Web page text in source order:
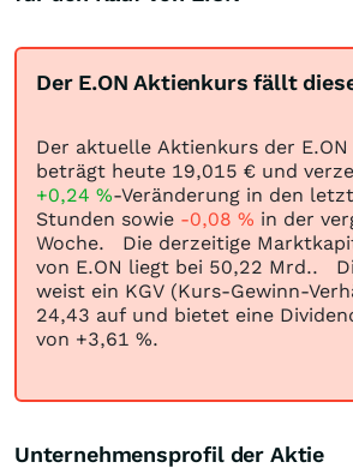
Der E.ON Aktienkurs fällt
Der aktuelle Aktienkurs der
beträgt heute 19,015 € und
+0,24 %-Veränderung in den
Stunden sowie -0,08 % in der
Woche. Die derzeitige
von E.ON liegt bei 50,22 Mrd..
weist ein KGV (Kurs-Gewinn-
24,43 auf und bietet eine
von +3,61 %.
Unternehmensprofil der Aktie